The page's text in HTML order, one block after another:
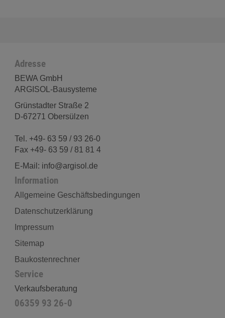
Adresse
BEWA GmbH
ARGISOL-Bausysteme
Grünstadter Straße 2
D-67271 Obersülzen
Tel. +49- 63 59 / 93 26-0
Fax +49- 63 59 / 81 81 4
E-Mail: info@argisol.de
Information
Allgemeine Geschäftsbedingungen
Datenschutzerklärung
Impressum
Sitemap
Baukostenrechner
Service
Verkaufsberatung
06359 93 26-0